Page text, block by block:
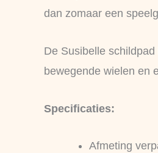
dan zomaar een
De Susibelle
bewegende wielen en
Specificaties:
Afmeting